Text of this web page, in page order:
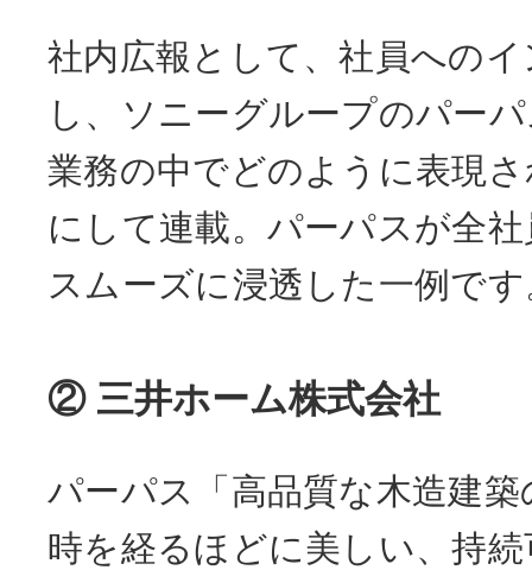
社内広報として、社員への
し、ソニーグループのパー
業務の中でどのように表現
にして連載。パーパスが全
スムーズに浸透した一例です
② 三井ホーム株式会社
パーパス「高品質な木造建
時を経るほどに美しい、持